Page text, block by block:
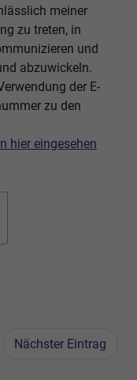
meiner
zu treten, in
und
abzuwickeln.
der E-
zu den
hier eingesehen
Nächster Eintrag